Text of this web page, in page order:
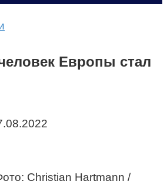
Европы стал
Christian Hartmann /